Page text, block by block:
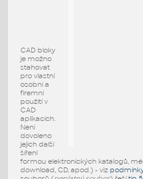
CAD bloky
je možno
stahovat
pro vlastní
osobní a
firemní
použití v
CAD
aplikacích.
Není
dovoleno
jejich další
šíření
formou elektronických katalogů,
download, CD, apod.) - viz